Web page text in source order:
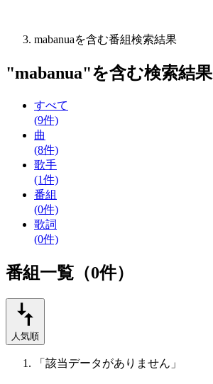
mabanuaを含む番組検索結果
"mabanua"を含む検索結果
すべて
(9件)
曲
(8件)
歌手
(1件)
番組
(0件)
歌詞
(0件)
番組一覧（0件）
人気順
「該当データがありません」